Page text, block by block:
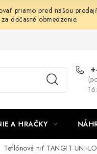
priamo pred našou
dočasné obmedzenie.
A HRAČKY
Teflónová niť TANGIT UNI-